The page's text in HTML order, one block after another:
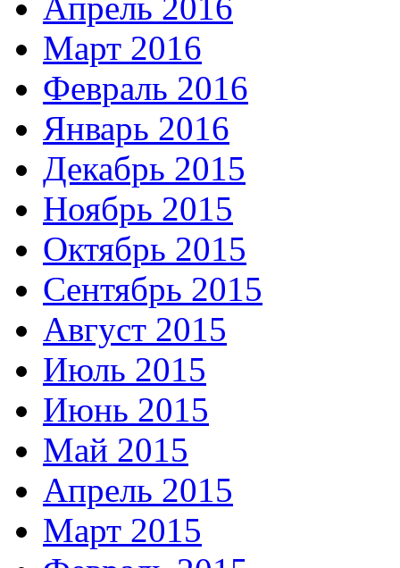
Март 2016
Февраль 2016
Январь 2016
Декабрь 2015
Ноябрь 2015
Октябрь 2015
Сентябрь 2015
Август 2015
Июль 2015
Июнь 2015
Май 2015
Апрель 2015
Март 2015